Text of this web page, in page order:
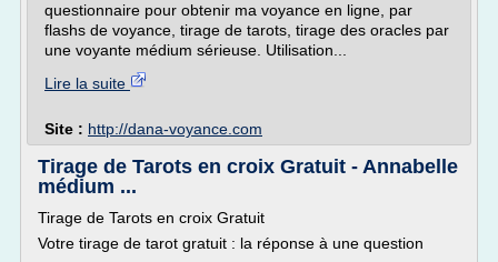
questionnaire pour obtenir ma voyance en ligne, par
flashs de voyance, tirage de tarots, tirage des oracles par
une voyante médium sérieuse. Utilisation...
Lire la suite
Site : http://dana-voyance.com
Tirage de Tarots en croix Gratuit - Annabelle
médium ...
Tirage de Tarots en croix Gratuit
Votre tirage de tarot gratuit : la réponse à une question